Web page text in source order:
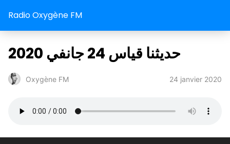
Radio Oxygène FM
حديثنا قياس 24 جانفي 2020
Oxygène FM 24 janvier 2020